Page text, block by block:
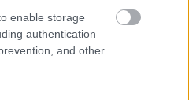
enable storage
authentication
and other
uralkodói hatalom viszonya
uralkodói hatalom
században (kiegészítő